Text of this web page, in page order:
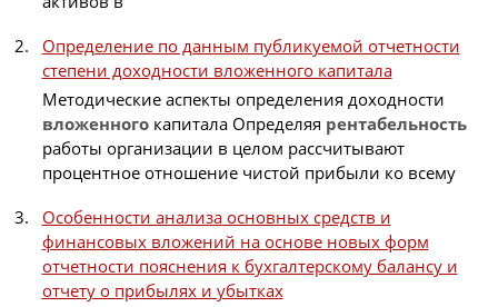
Определение по данным публикуемой отчетности
степени доходности вложенного капитала
Методические аспекты определения доходности
вложенногокапитала Определяя рентабельность
работы организации в целом рассчитывают
процентное отношение чистой прибыли ко всему
Особенности анализа основных средств и
финансовых вложений на основе новых форм
отчетности пояснения к бухгалтерскому балансу и
отчету о прибылях и убытках